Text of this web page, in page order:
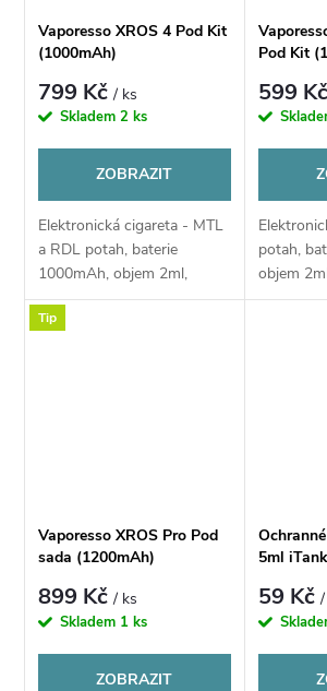
Vaporesso XROS 4 Pod Kit
(1000mAh)
799 Kč/ ks
Skladem2 ks
ZOBRAZIT
Elektronická cigareta - MTL
a RDL potah, baterie
1000mAh, objem 2ml,
automatické a manuální
spínání, automatický výkon,
Pod Kit
599
potah,
objem
spínání,
Tip
Vaporesso XROS Pro Pod
sada (1200mAh)
899 Kč/ ks
Skladem 1 ks
ZOBRAZIT
5ml
59 Kč